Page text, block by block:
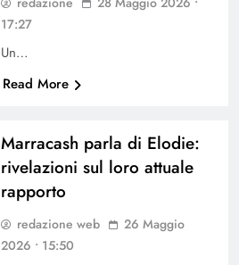
17:27
Un…
Read More
Marracash parla di Elodie:
rivelazioni sul loro attuale
rapporto
redazione web
26 Maggio
2026 • 15:50